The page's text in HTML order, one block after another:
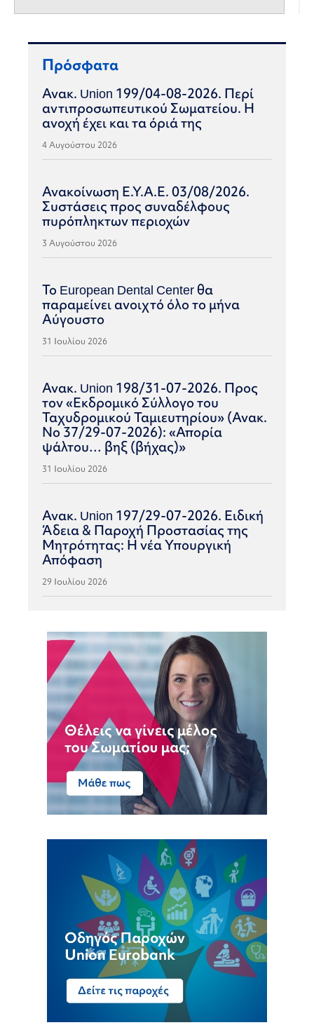
Πρόσφατα
Ανακ. Union 199/04-08-2026. Περί
αντιπροσωπευτικού Σωματείου. Η
ανοχή έχει και τα όριά της
4 Αυγούστου 2026
Ανακοίνωση Ε.Υ.Α.Ε. 03/08/2026.
Συστάσεις προς συναδέλφους
πυρόπληκτων περιοχών
3 Αυγούστου 2026
Το European Dental Center θα
παραμείνει ανοιχτό όλο το μήνα
Αύγουστο
31 Ιουλίου 2026
Ανακ. Union 198/31-07-2026. Προς
τον «Εκδρομικό Σύλλογο του
Ταχυδρομικού Ταμιευτηρίου» (Ανακ.
Νο 37/29-07-2026): «Απορία
ψάλτου… βηξ (βήχας)»
31 Ιουλίου 2026
Ανακ. Union 197/29-07-2026. Ειδική
Άδεια & Παροχή Προστασίας της
Μητρότητας: Η νέα Υπουργική
Απόφαση
29 Ιουλίου 2026